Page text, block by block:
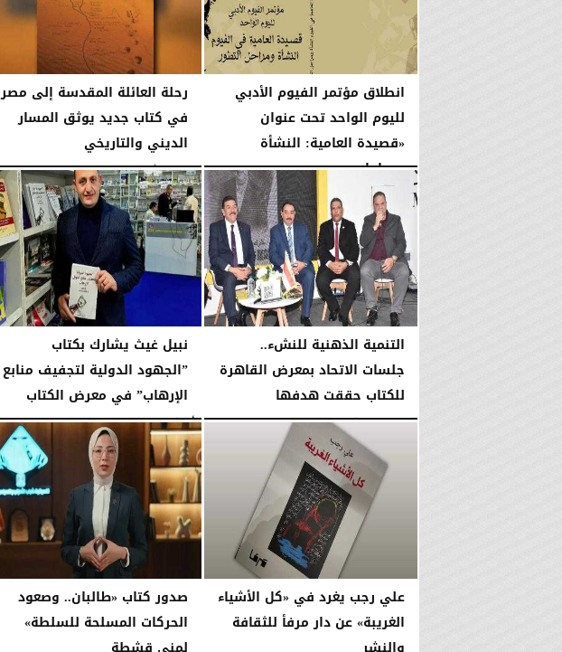
انطلاق مؤتمر الفيوم الأدبي
لليوم الواحد تحت عنوان
«قصيدة العامية: النشأة
ومراحل...
الأحد، 12 أبريل 2026 02:37 مـ
رحلة العائلة المقدسة إلى مصر
في كتاب جديد يوثق المسار
الديني والتاريخي
الجمعة، 3 أبريل 2026 12:42 مـ
التنمية الذهنية للنشء..
جلسات الاتحاد بمعرض القاهرة
للكتاب حققت هدفها
الجمعة، 6 فبراير 2026 05:19 مـ
نبيل غيث يشارك بكتاب
”الجهود الدولية لتجفيف منابع
الإرهاب” في معرض الكتاب
الأربعاء، 4 فبراير 2026 01:40 مـ
علي رجب يغرد في «كل الأشياء
الغريبة» عن دار مرفأ للثقافة
صدور كتاب «طالبان.. وصعود
الحركات المسلحة للسلطة»